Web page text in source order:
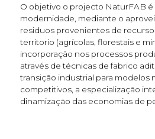
O objetivo o projecto NaturFAB é
modernidade, mediante o
residuos provenientes de
territorio (agrícolas, florestais e
incorporação nos processos
através de técnicas de fabrico
transição industrial para modelos
competitivos, a especialização
dinamização das economias de